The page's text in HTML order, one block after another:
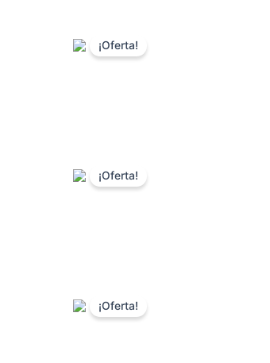
¡Oferta!
¡Oferta!
¡Oferta!